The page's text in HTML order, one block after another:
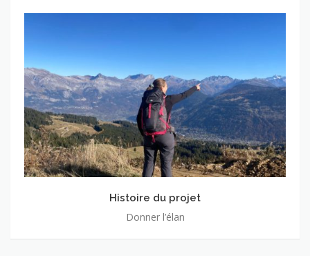
Histoire du projet
Donner l’élan